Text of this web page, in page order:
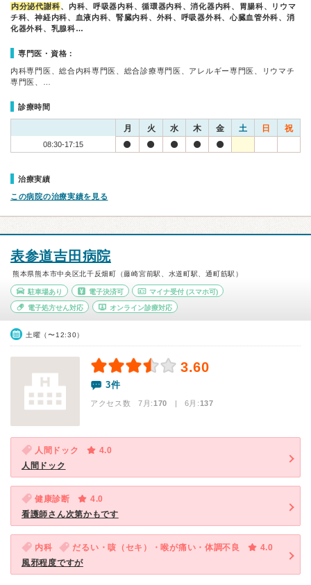
内分泌代謝科、内科、呼吸器内科、循環器内科、消化器内科、胃腸科、リウマ
チ科、神経内科、血液内科、腎臓内科、外科、呼吸器外科、心臓血管外科、消
化器外科、乳腺科…
専門医・資格：
内科専門医、総合内科専門医、総合診療専門医、アレルギー専門医、リウマチ
専門医、…
診療時間
月 火 水 木 金 土 日 祝
08:30-17:15
治療実績
この病院の治療実績を見る
表参道吉田病院
熊本県熊本市中央区北千反畑町（藤崎宮前駅、水道町駅、通町筋駅）
駐車場あり 電子決済可 マイナ受付 (スマホ可)
電子処方せん対応 オンライン診療対応
土曜（〜12:30）
3.60
3件
アクセス数 7月:170 | 6月:137
人間ドック
4.0
人間ドック
健康診断
4.0
看護師さん次第かもです
内科 だるい・咳（セキ）・喉が痛い・体調不良
4.0
風邪程度ですが